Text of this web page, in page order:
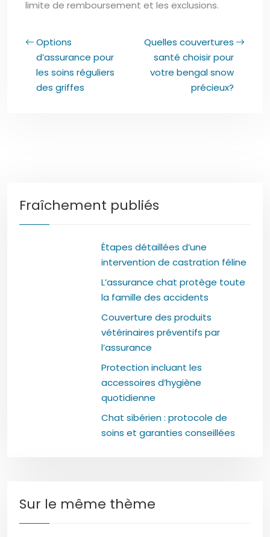
limite de remboursement et les exclusions.
Options
d’assurance pour
les soins réguliers
des griffes
Quelles couvertures
santé choisir pour
votre bengal snow
précieux?
Fraîchement publiés
Étapes détaillées d’une
intervention de castration féline
L’assurance chat protège toute
la famille des accidents
Couverture des produits
vétérinaires préventifs par
l’assurance
Protection incluant les
accessoires d’hygiène
quotidienne
Chat sibérien : protocole de
soins et garanties conseillées
Sur le même thème